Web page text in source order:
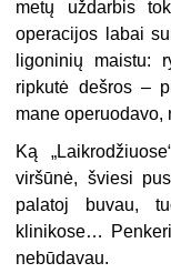
metų uždarbis
operacijos labai
ligoninių maistu:
ripkutė dešros –
mane operuodavo,
Ką
viršūnė, šviesi
palatoj buvau,
klinikose…
nebūdavau.